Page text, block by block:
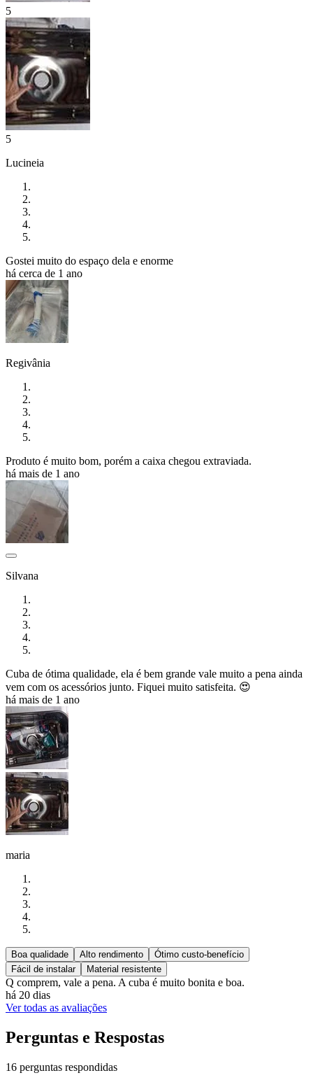
5
5
Lucineia
Gostei muito do espaço dela e enorme
há cerca de 1 ano
Regivânia
Produto é muito bom, porém a caixa chegou extraviada.
há mais de 1 ano
Silvana
Cuba de ótima qualidade, ela é bem grande vale muito a pena ainda
vem com os acessórios junto. Fiquei muito satisfeita. 😍
há mais de 1 ano
maria
Boa qualidade Alto rendimento
Ótimo custo-benefício
Fácil de instalar
Material resistente
Q comprem, vale a pena. A cuba é muito bonita e boa.
há 20 dias
Ver todas as avaliações
Perguntas e Respostas
16 perguntas respondidas